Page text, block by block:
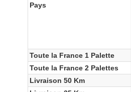
Pays
Toute la France 1 Palette
Toute la France 2 Palettes
Livraison 50 Km